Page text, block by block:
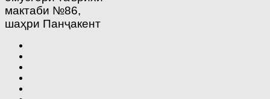
мактаби №86,
шаҳри Панҷакент